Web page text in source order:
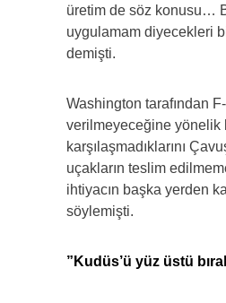
üretim de söz konusu…
uygulamam diyecekleri
demişti.
Washington tarafından
verilmeyeceğine yönelik
karşılaşmadıklarını
uçakların teslim
ihtiyacın başka yerden
söylemişti.
​”Kudüs’ü yüz üstü